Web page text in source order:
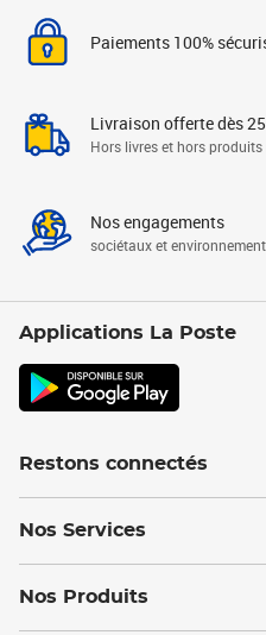
Paiements 100%
Livraison offerte dès
Hors livres et hors
Nos engagements
sociétaux et
Applications La Poste
Restons connectés
Nos Services
Nos Produits